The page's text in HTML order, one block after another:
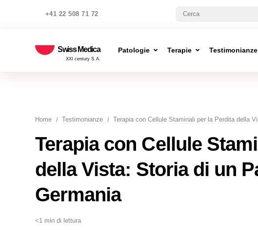
+41 22 508 71 72
Swiss Medica
XXI century S.A.
Patologie Terapie Testimonianze
Home Testimonianze Terapia con Cellule Staminali per la Perdita della
Terapia con Cellule
della Vista: Storia di un
Germania
<1 min di lettura